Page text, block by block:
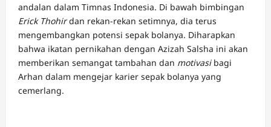
andalan dalam Timnas Indonesia. Di bawah bimbingan
Erick Thohirdan rekan-rekan setimnya, dia terus
mengembangkan potensi sepak bolanya. Diharapkan
bahwa ikatan pernikahan dengan Azizah Salsha ini akan
memberikan semangat tambahan dan motivasi bagi
Arhan dalam mengejar karier sepak bolanya yang
cemerlang.